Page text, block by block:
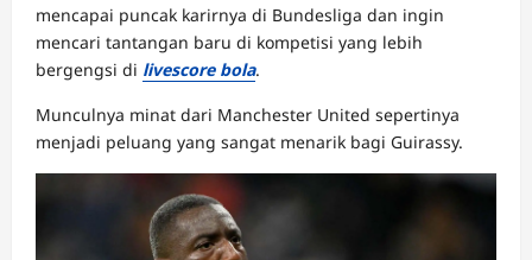
mencapai puncak karirnya di Bundesliga dan ingin
mencari tantangan baru di kompetisi yang lebih
bergengsi di livescore bola.
Munculnya minat dari Manchester United sepertinya
menjadi peluang yang sangat menarik bagi Guirassy.